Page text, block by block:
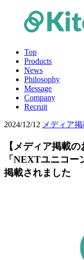
Top
Products
News
Philosophy
Message
Company
Recruit
2024/12/12 メディア
【メディア掲載
「NEXTユニコ
掲載されました